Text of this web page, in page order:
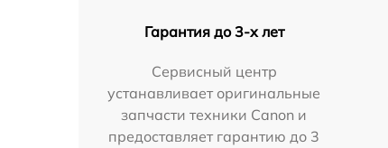
Гарантия до 3-х лет
Сервисный центр
устанавливает оригинальные
запчасти техники Canon и
предоставляет гарантию до 3